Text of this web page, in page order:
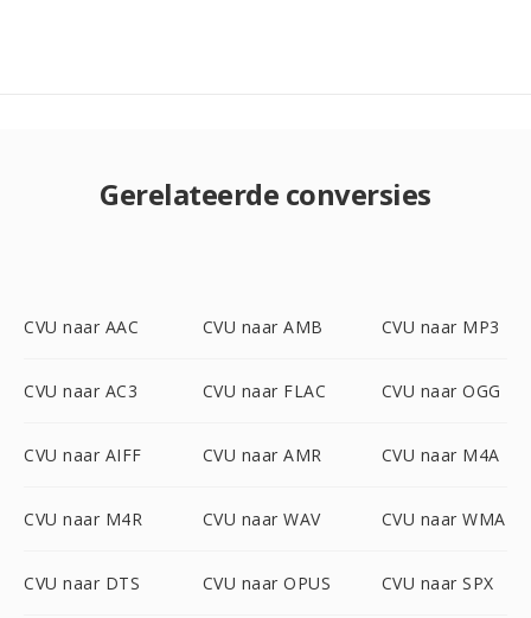
Gerelateerde conversies
CVU naar AAC CVU naar AMB CVU naar MP3
CVU naar AC3 CVU naar FLAC CVU naar OGG
CVU naar AIFF CVU naar AMR CVU naar M4A
CVU naar M4R CVU naar WAV CVU naar WMA
CVU naar DTS CVU naar OPUS CVU naar SPX